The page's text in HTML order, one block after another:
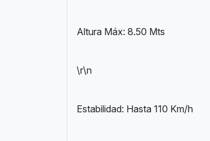
Altura Máx: 8.50 Mts
\r\n
Estabilidad: Hasta 110 Km/h